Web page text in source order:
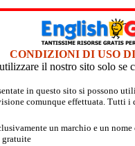
CONDIZIONI DI USO
il nostro sito solo se
in questo sito si possono
comunque effettuata. Tutti
un marchio e un
gratuite